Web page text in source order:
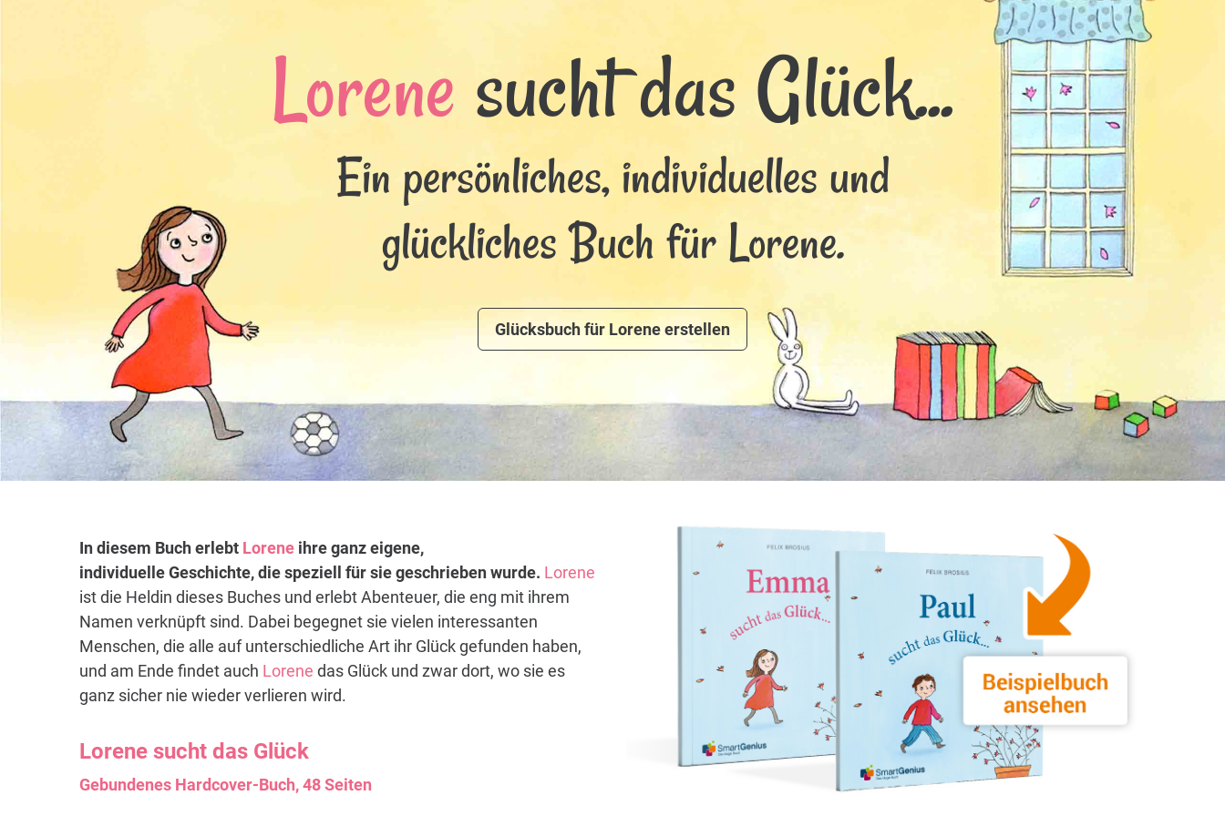
Lorene sucht das Glück...
Ein persönliches, individuelles und
glückliches Buch für Lorene.
Glücksbuch für Lorene erstellen
In diesem Buch erlebt Lorene ihre ganz eigene,
individuelle Geschichte, die speziell für sie geschrieben wurde. Lorene
ist die Heldin dieses Buches und erlebt Abenteuer, die eng mit ihrem
Namen verknüpft sind. Dabei begegnet sie vielen interessanten
Menschen, die alle auf unterschiedliche Art ihr Glück gefunden haben,
und am Ende findet auch Lorene das Glück und zwar dort, wo sie es
ganz sicher nie wieder verlieren wird.
Lorene sucht das Glück
Gebundenes Hardcover-Buch, 48 Seiten